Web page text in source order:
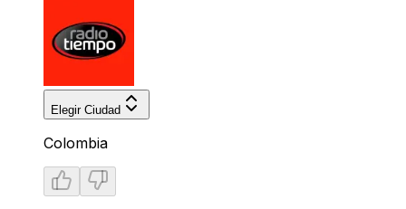
Elegir Ciudad
Colombia